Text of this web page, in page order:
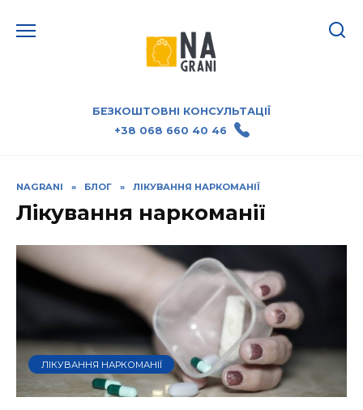
БЕЗКОШТОВНІ КОНСУЛЬТАЦІЇ
+38 068 660 40 46
NAGRANI » БЛОГ » ЛІКУВАННЯ НАРКОМАНІЇ
Лікування наркоманії
ЛІКУВАННЯ НАРКОМАНІЇ